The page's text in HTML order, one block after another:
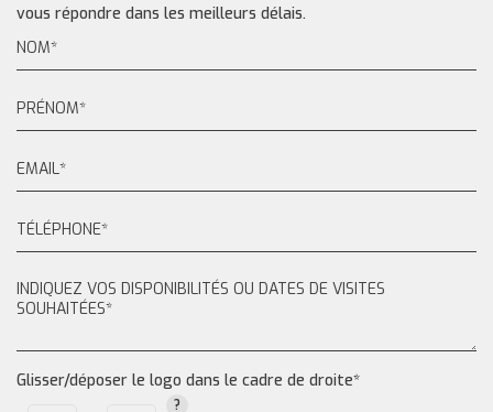
vous répondre dans les meilleurs délais.
Glisser/déposer le logo dans le cadre de droite*